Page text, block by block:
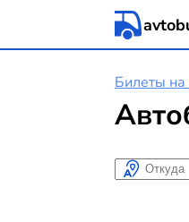
Билеты на
Откуда